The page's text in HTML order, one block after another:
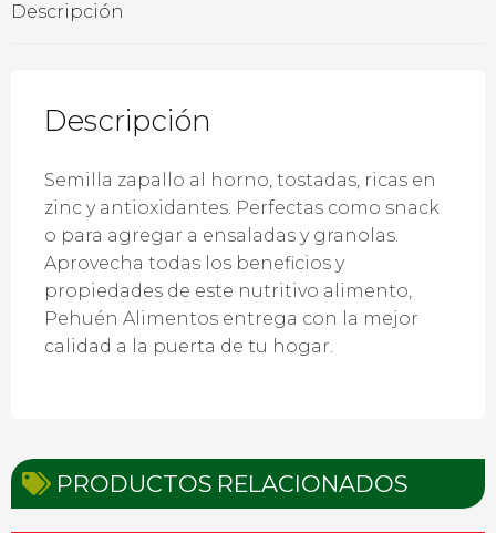
Descripción
Descripción
Semilla zapallo al horno, tostadas, ricas en
zinc y antioxidantes. Perfectas como snack
o para agregar a ensaladas y granolas.
Aprovecha todas los beneficios y
propiedades de este nutritivo alimento,
Pehuén Alimentos entrega con la mejor
calidad a la puerta de tu hogar.
PRODUCTOS RELACIONADOS